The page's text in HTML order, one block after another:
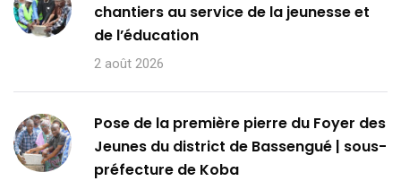
chantiers au service de la jeunesse et
de l’éducation
2 août 2026
Pose de la première pierre du Foyer des
Jeunes du district de Bassengué | sous-
préfecture de Koba